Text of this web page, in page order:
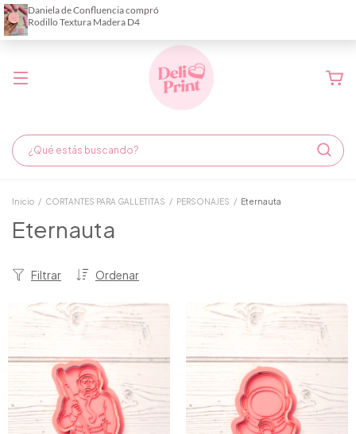
Demora de fabricación hasta 6 días hábiles
Inicio / CORTANTES PARA GALLETITAS / PERSONAJES / Eternauta
Eternauta
Ordenar
Filtrar